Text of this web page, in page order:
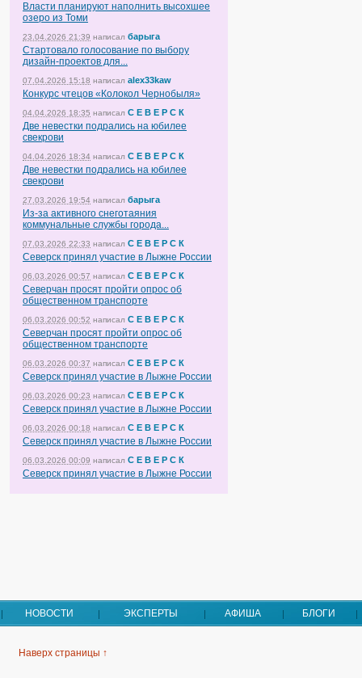
Власти планируют наполнить высохшее
озеро из Томи
23.04.2026 21:39 написал барыга
Стартовало голосование по выбору
дизайн-проектов для...
07.04.2026 15:18 написал alex33kaw
Конкурс чтецов «Колокол Чернобыля»
04.04.2026 18:35 написал С Е В Е Р С К
Две невестки подрались на юбилее
свекрови
04.04.2026 18:34 написал С Е В Е Р С К
Две невестки подрались на юбилее
свекрови
27.03.2026 19:54 написал барыга
Из-за активного снеготаяния
коммунальные службы города...
07.03.2026 22:33 написал С Е В Е Р С К
Северск принял участие в Лыжне России
06.03.2026 00:57 написал С Е В Е Р С К
Северчан просят пройти опрос об
общественном транспорте
06.03.2026 00:52 написал С Е В Е Р С К
Северчан просят пройти опрос об
общественном транспорте
06.03.2026 00:37 написал С Е В Е Р С К
Северск принял участие в Лыжне России
06.03.2026 00:23 написал С Е В Е Р С К
Северск принял участие в Лыжне России
06.03.2026 00:18 написал С Е В Е Р С К
Северск принял участие в Лыжне России
06.03.2026 00:09 написал С Е В Е Р С К
Северск принял участие в Лыжне России
НОВОСТИ ЭКСПЕРТЫ АФИША БЛОГИ
Наверх страницы ↑